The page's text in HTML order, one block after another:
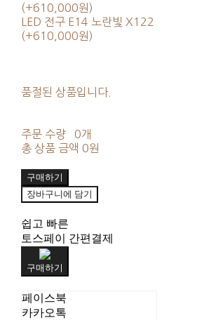
(+610,000원)
LED 전구 E14 노란빛 X122
(+610,000원)
품절된 상품입니다.
주문 수량
0개
총 상품 금액 0원
구매하기
장바구니에 담기
쉽고 빠른
토스페이 간편결제
구매하기
페이스북
카카오톡